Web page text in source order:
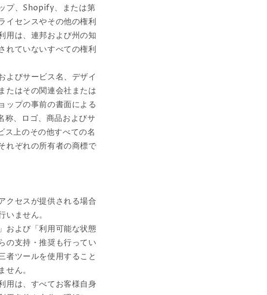
プ、Shopify、または第
イセンスやその他の権利
用は、連邦および州の知
れていないすべての権利
よびサービス名、デザイ
たはその関連会社または
ップの事前の書面による
、ロゴ、商品およびサ
上のその他すべての名
れぞれの所有者の商標で
クセスが提供される場合
ません。
および「利用可能な状態
の支持・推奨も行ってい
者ツールを使用すること
ん。
用は、すべてお客様自身